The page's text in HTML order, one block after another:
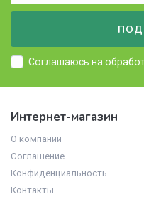
Соглашаюсь на
Интернет-магазин
О компании
Соглашение
Конфиденциальность
Контакты